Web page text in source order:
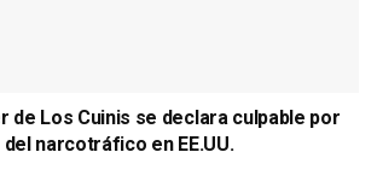
de Los Cuinis se declara culpable por
narcotráfico en EE.UU.